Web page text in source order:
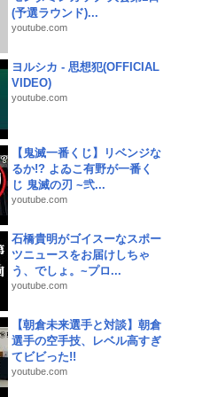
(予選ラウンド)...
youtube.com
ヨルシカ - 思想犯(OFFICIAL
VIDEO)
youtube.com
【鬼滅一番くじ】リベンジな
るか!? よゐこ有野が一番く
じ 鬼滅の刃 ~弐...
youtube.com
石橋貴明がゴイスーなスポー
ツニュースをお届けしちゃ
う、でしょ。~プロ...
youtube.com
【朝倉未来選手と対談】朝倉
選手の空手技、レベル高すぎ
てビビった!!
youtube.com